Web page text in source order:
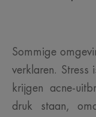
Sommige
verklaren. Stress
krijgen acne-
druk staan,